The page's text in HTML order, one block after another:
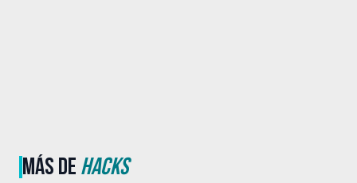
MÁS DEHACKS